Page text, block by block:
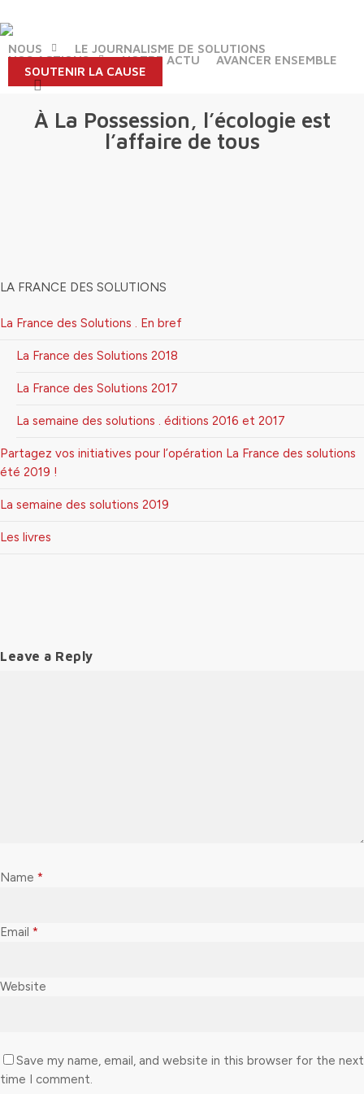
to
main
content
NOUS
LE JOURNALISME DE SOLUTIONS
NOS ACTIONS
NOTRE ACTU
AVANCER ENSEMBLE
SOUTENIR LA CAUSE
search
À La Possession, l’écologie est
l’affaire de tous
LA FRANCE DES SOLUTIONS
La France des Solutions . En bref
La France des Solutions 2018
La France des Solutions 2017
La semaine des solutions . éditions 2016 et 2017
Partagez vos initiatives pour l’opération La France des solutions
été 2019 !
La semaine des solutions 2019
Les livres
Leave a Reply
Name *
Email *
Website
Save my name, email, and website in this browser for the next
time I comment.